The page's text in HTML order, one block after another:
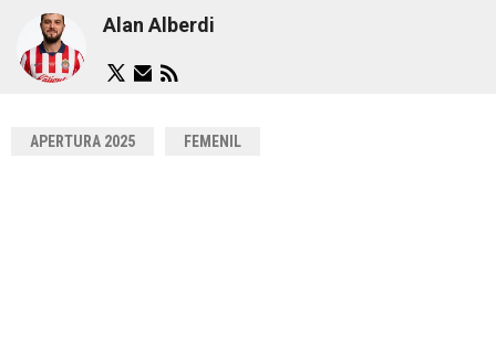
Alan Alberdi
APERTURA 2025 FEMENIL